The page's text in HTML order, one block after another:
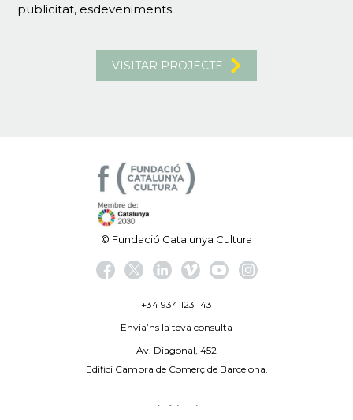
publicitat, esdeveniments.
VISITAR PROJECTE
© Fundació Catalunya Cultura
+34 934 123 143
Envia’ns la teva consulta
Av. Diagonal, 452
Edifici Cambra de Comerç de Barcelona.
Avís legal